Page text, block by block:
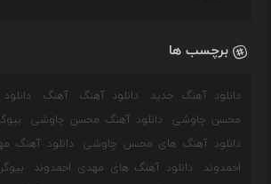
برچسب ها
دانلود آهنگ جدید دانلود آهنگ آهنگ
محسن چاوشی
دانلود آهنگ محسن چاوشی
دانلود آهنگ های محسن چاوشی
دانلود آهنگ
احمدوند
دانلود آهنگ های مهدی احمدوند